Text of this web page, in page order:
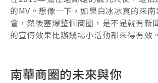
的MV。想像一下，如果白冰冰真的來
會，然後塞爆整個商圈，是不是就有新
的宣傳效果比辦幾場小活動都來得有效。
南華商圈的未來與你